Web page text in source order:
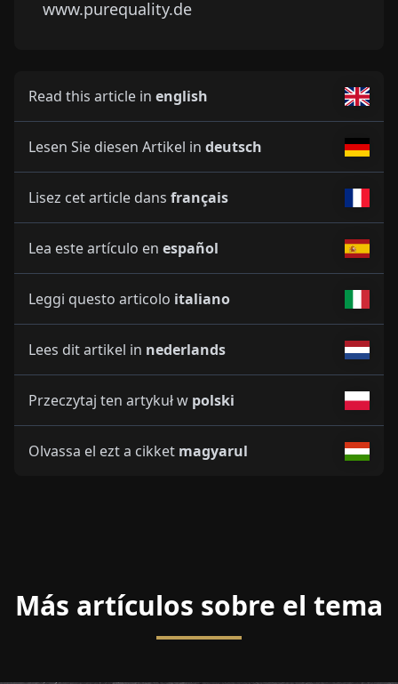
www.purequality.de
Read this article in english
Lesen Sie diesen Artikel in deutsch
Lisez cet article dans français
Lea este artículo en español
Leggi questo articolo italiano
Lees dit artikel in nederlands
Przeczytaj ten artykuł w polski
Olvassa el ezt a cikket magyarul
Más artículos sobre el tema